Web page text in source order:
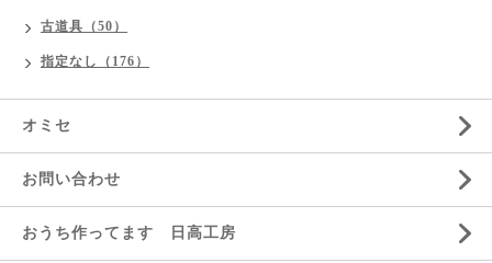
古道具（50）
指定なし（176）
オミセ
お問い合わせ
おうち作ってます 日高工房